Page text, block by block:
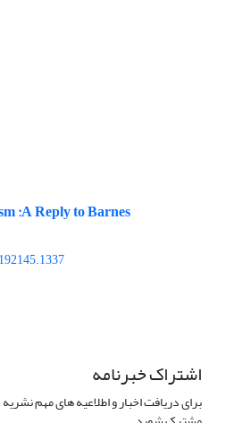
:A Reply to Barnes
اشتراک خبرنامه
برای دریافت اخبار و اطلاعیه های مهم